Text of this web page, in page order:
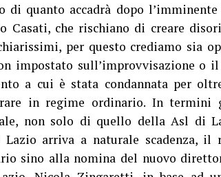
di quanto accadrà dopo
Casati, che rischiano di creare
per questo crediamo sia
impostato sull’improvvisazione o
a cui è stata condannata per
in regime ordinario. In
non solo di quello della Asl di
Lazio arriva a naturale scadenza,
sino alla nomina del nuovo